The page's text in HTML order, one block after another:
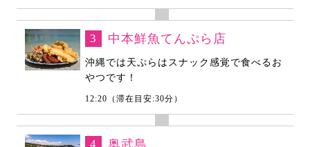
3 中本鮮魚てんぷら店
沖縄では天ぷらはスナック感覚で食べるお
やつです！
12:20（滞在目安:30分）
4 奥武島